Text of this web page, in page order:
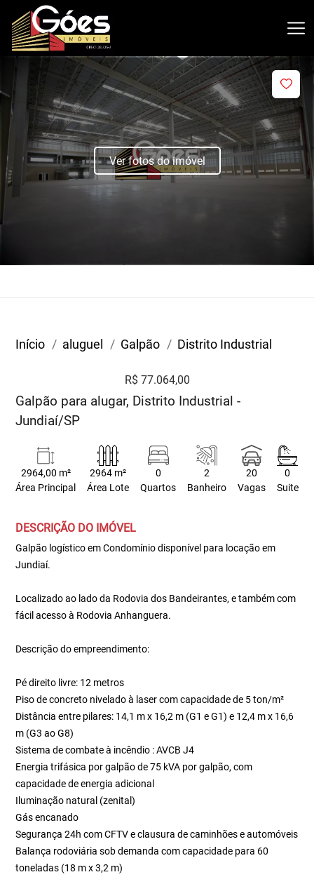
Ver fotos do imóvel
Início aluguel Galpão Distrito Industrial
R$ 77.064,00
Galpão para alugar, Distrito Industrial -
Jundiaí/SP
2964,00 m²
Área Principal
2964 m²
Área Lote
0
Quartos
2
Banheiro
20
Vagas
0
Suite
DESCRIÇÃO DO IMÓVEL
Galpão logístico em Condomínio disponível para locação em
Jundiaí.
Localizado ao lado da Rodovia dos Bandeirantes, e também com
fácil acesso à Rodovia Anhanguera.
Descrição do empreendimento:
Pé direito livre: 12 metros
Piso de concreto nivelado à laser com capacidade de 5 ton/m²
Distância entre pilares: 14,1 m x 16,2 m (G1 e G1) e 12,4 m x 16,6
m (G3 ao G8)
Sistema de combate à incêndio : AVCB J4
Energia trifásica por galpão de 75 kVA por galpão, com
capacidade de energia adicional
Iluminação natural (zenital)
Gás encanado
Segurança 24h com CFTV e clausura de caminhões e automóveis
Balança rodoviária sob demanda com capacidade para 60
toneladas (18 m x 3,2 m)